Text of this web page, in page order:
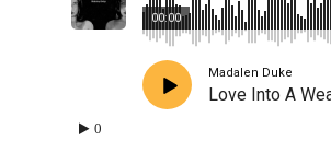
00:00
Madalen Duke
Love Into A
0